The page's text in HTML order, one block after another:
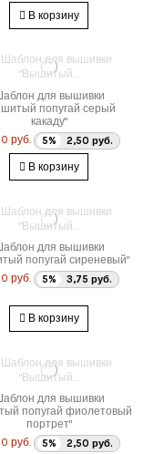
В корзину
для вышивки
попугай серый
какаду"
руб.
5% 2,50 руб.
В корзину
для вышивки
попугай сиреневый"
руб.
5% 3,75 руб.
В корзину
для вышивки
попугай фиолетовый
портрет"
руб.
5% 2,50 руб.